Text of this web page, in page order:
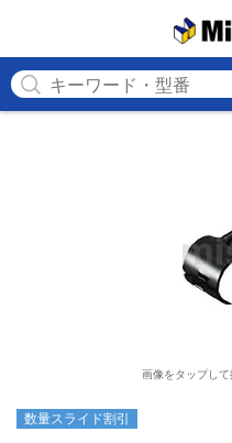
画像をタップし
数量スライド割引